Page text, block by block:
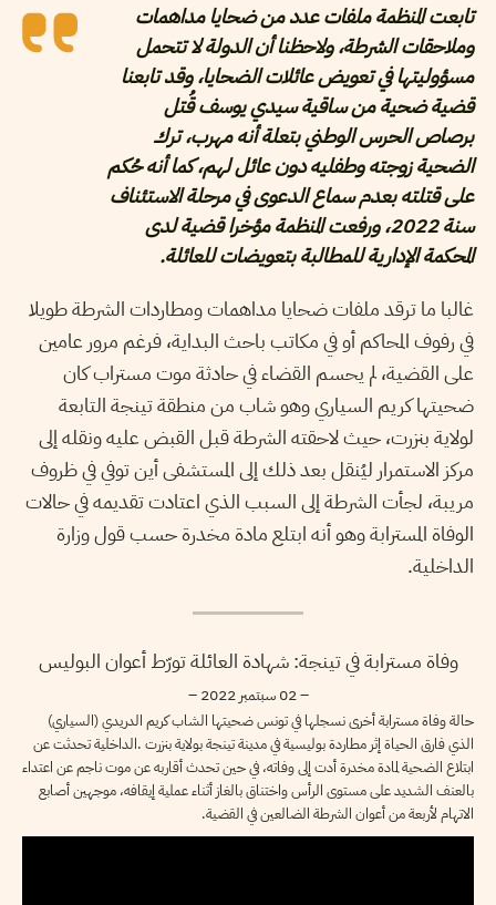
تابعت المنظمة ملفات عدد من ضحايا مداهمات
وملاحقات الشرطة، ولاحظنا أن الدولة لا تتحمل
مسؤوليتها في تعويض عائلات الضحايا، وقد تابعنا
قضية ضحية من ساقية سيدي يوسف قُتل
برصاص الحرس الوطني بتعلة أنه مهرب، ترك
الضحية زوجته وطفليه دون عائل لهم، كما أنه حُكم
على قتلته بعدم سماع الدعوى في مرحلة الاستئناف
سنة 2022، ورفعت المنظمة مؤخرا قضية لدى
المحكمة الإدارية للمطالبة بتعويضات للعائلة.
غالبا ما ترقد ملفات ضحايا مداهمات ومطاردات الشرطة طويلا
في رفوف المحاكم أو في مكاتب باحث البداية، فرغم مرور عامين
على القضية، لم يحسم القضاء في حادثة موت مستراب كان
ضحيتها كريم السياري وهو شاب من منطقة تينجة التابعة
لولاية بنزرت، حيث لاحقته الشرطة قبل القبض عليه ونقله إلى
مركز الاستمرار ليُنقل بعد ذلك إلى المستشفى أين توفي في ظروف
مريبة، لجأت الشرطة إلى السبب الذي اعتادت تقديمه في حالات
الوفاة المسترابة وهو أنه ابتلع مادة مخدرة حسب قول وزارة
الداخلية.
وفاة مسترابة في تينجة: شهادة العائلة تورّط أعوان البوليس
– 02 سبتمبر 2022 –
حالة وفاة مسترابة أخرى نسجلها في تونس ضحيتها الشاب كريم الدريدي (السياري)
الذي فارق الحياة إثر مطاردة بوليسية في مدينة تينجة بولاية بنزرت .الداخلية تحدثت عن
ابتلاع الضحية لمادة مخدرة أدت إلى وفاته، في حين تحدث أقاربه عن موت ناجم عن اعتداء
بالعنف الشديد على مستوى الرأس واختناق بالغاز أثناء عملية إيقافه، موجهين أصابع
الاتهام لأربعة من أعوان الشرطة الضالعين في القضية.